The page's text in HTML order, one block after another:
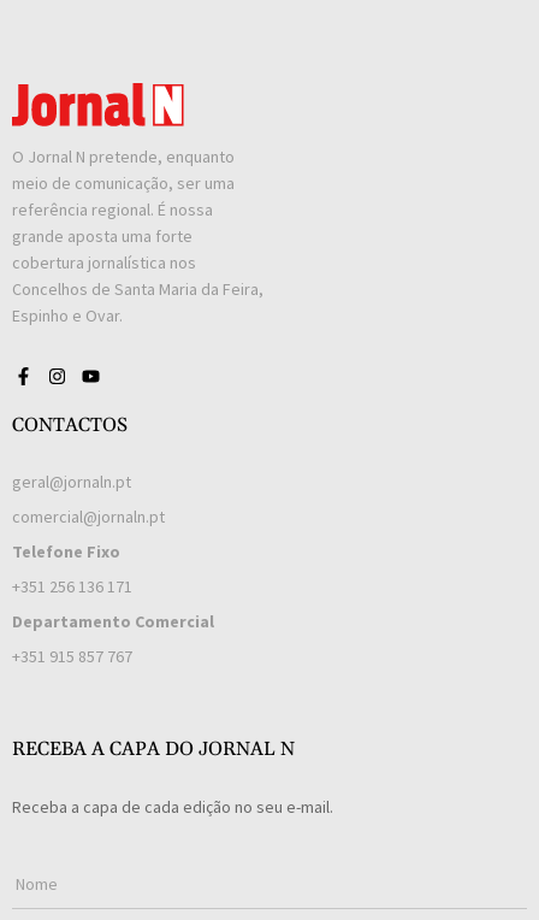
O Jornal N pretende, enquanto
meio de comunicação, ser uma
referência regional. É nossa
grande aposta uma forte
cobertura jornalística nos
Concelhos de Santa Maria da Feira,
Espinho e Ovar.
CONTACTOS
geral@jornaln.pt
comercial@jornaln.pt
Telefone Fixo
+351 256 136 171
Departamento Comercial
+351 915 857 767
RECEBA A CAPA DO JORNAL N
Receba a capa de cada edição no seu e-mail.